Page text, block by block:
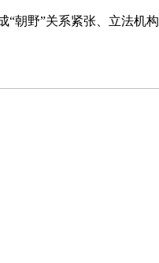
关系紧张、立法机构